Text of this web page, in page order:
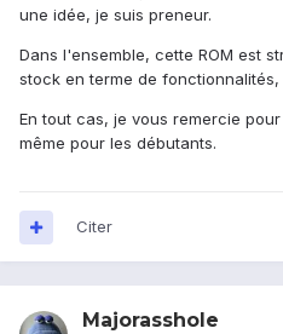
une idée, je suis preneur.
Dans l'ensemble, cette ROM est
stock en terme de
En tout cas, je vous remercie
même pour les débutants.
Citer
Majorasshole